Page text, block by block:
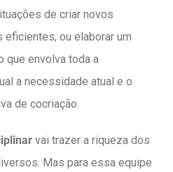
de criar novos
ou elaborar um
que envolva toda a
a necessidade atual e o
de cocriação.
vai trazer a riqueza dos
Mas para essa equipe